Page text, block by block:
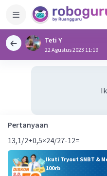
Teti Y
22 Agustus 2023 11:19
Pertanyaan
13,1/2+0,5×24/27-12=
Ikuti Tryout SNBT &
100rb